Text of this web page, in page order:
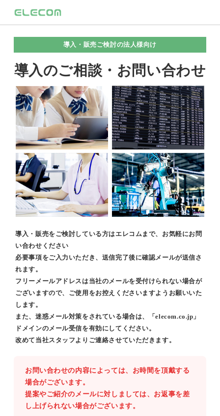
導入・販売ご検討の法人様向け
導入のご相談・お問い合わせ
導入・販売をご検討している方はエレコムまで、お気軽にお問
い合わせください
必要事項をご入力いただき、送信完了後に確認メールが送信さ
れます。
フリーメールアドレスは当社のメールを受付けられない場合が
ございますので、ご使用をお控えくださいますようお願いいた
します。
また、迷惑メール対策をされている場合は、「elecom.co.jp」
ドメインのメール受信を有効にしてください。
改めて当社スタッフよりご連絡させていただきます。
お問い合わせの内容によっては、お時間を頂戴する
場合がございます。
提案やご紹介のメールに対しましては、お返事を差
し上げられない場合がございます。